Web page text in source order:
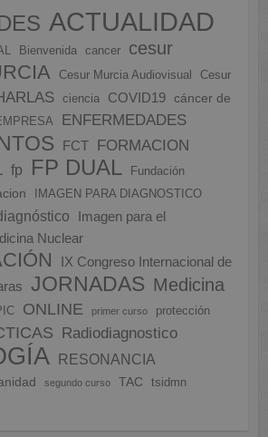
ACTUALIDAD
Bienvenida cancer cesur
Cesur Murcia Audiovisual
Cesur
ciencia COVID19
cáncer de
ENFERMEDADES
FCT
FORMACION
fp FP DUAL
Fundación
IMAGEN PARA DIAGNOSTICO
Imagen para el
Nuclear
IX Congreso Internacional de
JORNADAS Medicina
ONLINE primer curso
protección
Radiodiagnostico
RESONANCIA
segundo curso TAC tsidmn